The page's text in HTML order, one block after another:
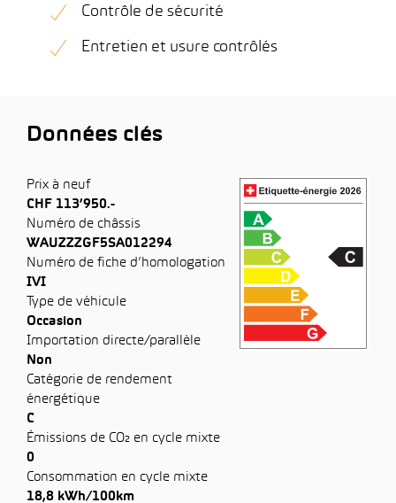
Contrôle de sécurité
Entretien et usure contrôlés
Données clés
Prix à neuf
CHF 113’950.-
Numéro de châssis
WAUZZZGF5SA012294
Numéro de fiche d’homologation
IVI
Type de véhicule
Occasion
Importation directe/parallèle
Non
Catégorie de rendement
énergétique
C
Émissions de CO₂ en cycle mixte
0
Consommation en cycle mixte
18,8 kWh/100km